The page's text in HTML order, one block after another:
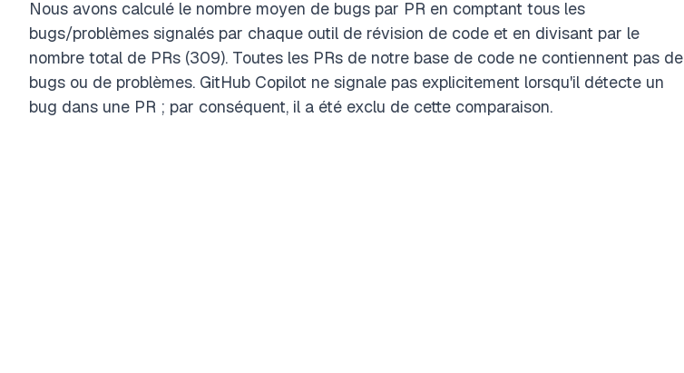
Nous avons calculé le nombre moyen de bugs par PR en comptant tous les
bugs/problèmes signalés par chaque outil de révision de code et en divisant par le
nombre total de PRs (309). Toutes les PRs de notre base de code ne contiennent pas de
bugs ou de problèmes. GitHub Copilot ne signale pas explicitement lorsqu'il détecte un
bug dans une PR ; par conséquent, il a été exclu de cette comparaison.